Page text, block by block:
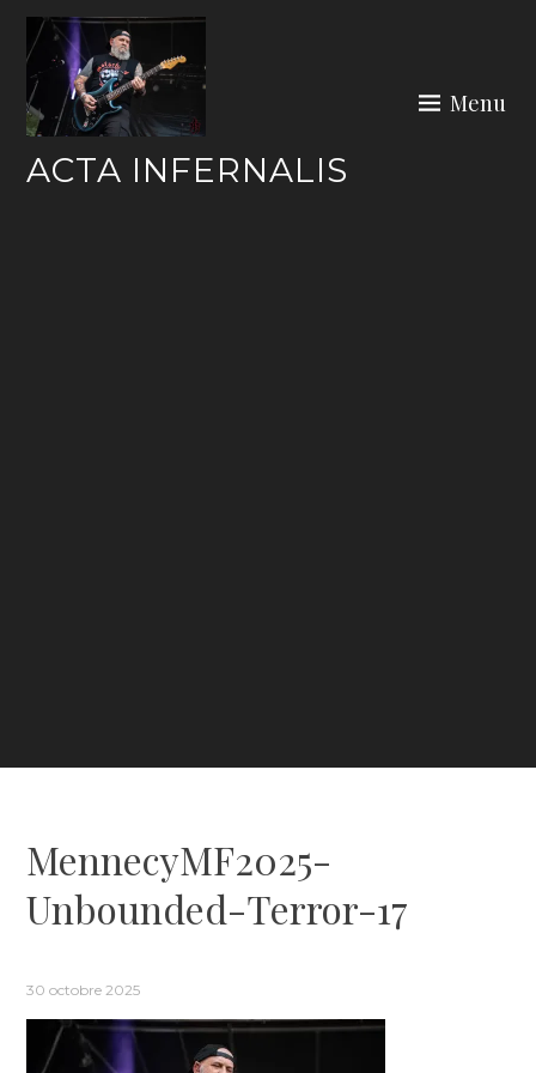
Skip
content
ACTA INFERNALIS
Menu
MennecyMF2025-
Unbounded-Terror-17
30 octobre 2025